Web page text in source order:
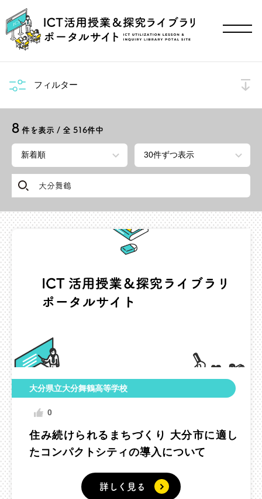
フィルター
8 件を表示 / 全 516件中
大分県立大分舞鶴高等学校
0
住み続けられるまちづくり 大分市に適し
たコンパクトシティの導入について
詳しく見る